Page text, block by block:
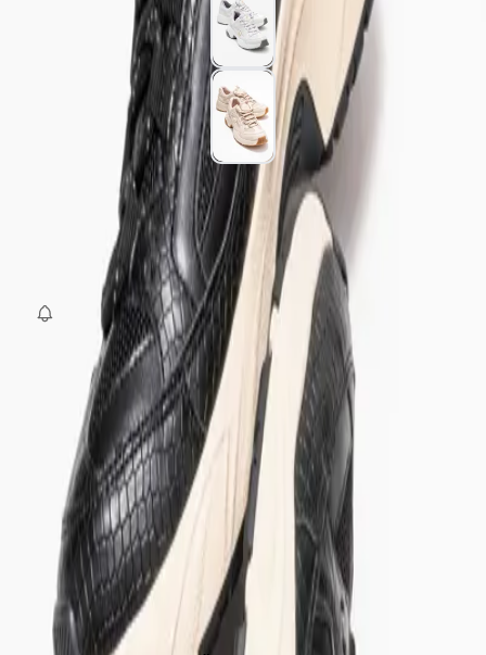
39 40
SEPETE EKLE
Fırsat Kombini Componenti Buraya Gelecek
ÜRÜN HAKKINDA
TAKSIT SEÇENEKLERI
YORUMLAR
AKSESUARLAR